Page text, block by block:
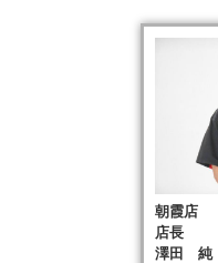
朝霞店
店長
澤田 純